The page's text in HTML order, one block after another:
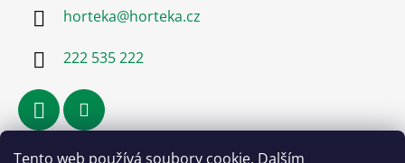
Tento web používá soubory cookie. Dalším
horteka@horteka.cz
222 535 222